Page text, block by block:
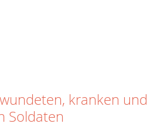
kranken und
Soldaten